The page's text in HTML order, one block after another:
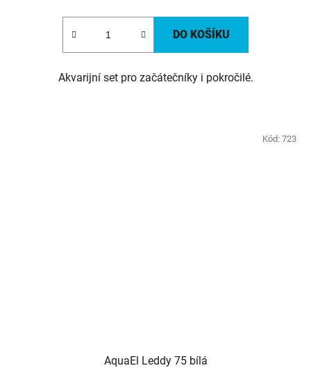
DO KOŠÍKU
Akvarijní set pro začátečníky i pokročilé.
AquaEl Leddy 75 bílá
Kód: 723